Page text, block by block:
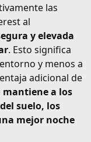
las
al
y elevada
. Esto significa
y menos a
adicional de
mantiene a los
suelo, los
mejor noche